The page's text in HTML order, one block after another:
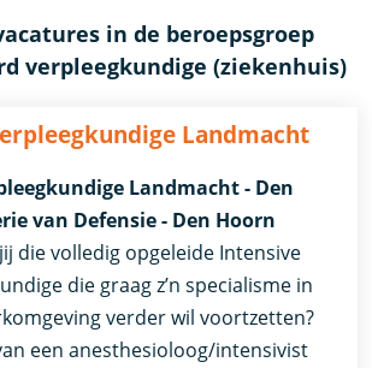
in de beroepsgroep
verpleegkundige (ziekenhuis)
Landmacht
Landmacht - Den
van Defensie - Den Hoorn
die volledig opgeleide Intensive
die graag z’n specialisme in
verder wil voortzetten?
een anesthesioloog/intensivist